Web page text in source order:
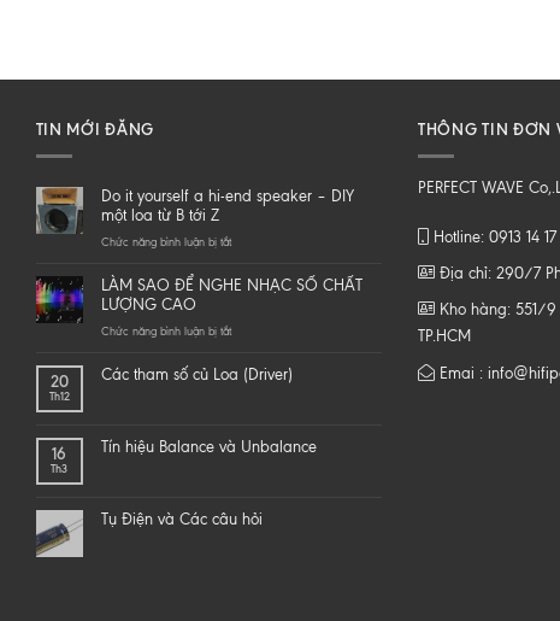
TIN MỚI ĐĂNG
Do it yourself a hi-end speaker – DIY
một loa từ B tới Z
Chức năng bình luận bị tắtở
it
hi-
speaker
loa
LÀM SAO ĐỂ NGHE NHẠC SỐ CHẤT
LƯỢNG CAO
Chức năng bình luận bị tắtở
SAO
SỐ
20
Th12
Các tham số củ Loa (Driver)
16
Th3
Tín hiệu Balance và Unbalance
Tụ Điện và Các câu hỏi
THÔNG TIN ĐƠN
PERFECT WAVE
Hotline: 0913 14
Địa chỉ: 290/7
Kho hàng: 551/
TP.HCM
Emai :